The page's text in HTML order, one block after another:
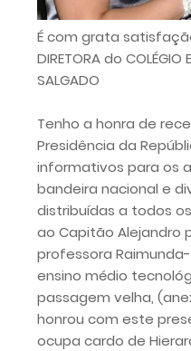
É com grata
DIRETORA do COLÉGIO
SALGADO
Tenho a honra de
Presidência da
informativos para os
bandeira nacional e
distribuídas a todos
ao Capitão Alejandro
professora Raimunda-
ensino médio
passagem velha,
honrou com este
ocupa cardo de